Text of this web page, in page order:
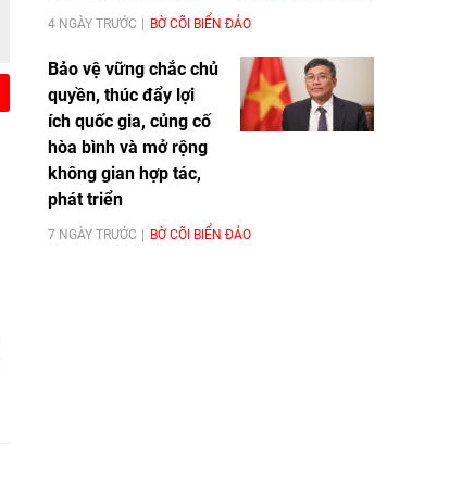
4 NGÀY TRƯỚC BỜ CÕI BIỂN ĐẢO
Bảo vệ vững chắc chủ
quyền, thúc đẩy lợi
ích quốc gia, củng cố
hòa bình và mở rộng
không gian hợp tác,
phát triển
7 NGÀY TRƯỚC BỜ CÕI BIỂN ĐẢO